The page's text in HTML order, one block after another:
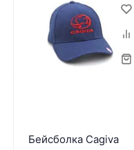
Бейсболка Cagiva